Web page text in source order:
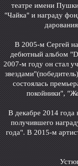
театре имени
"Чайка" и награду
В 2005-м Сергей
дебютный альбом
2007-м году он стал
состоялась
покойники",
В декабре 2014
получившего
года". В 2015-м